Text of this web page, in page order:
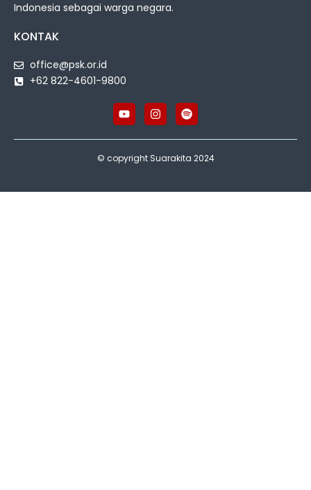
Indonesia sebagai warga negara.
KONTAK
office@psk.or.id
+62 822-4601-9800
© copyright Suarakita 2024